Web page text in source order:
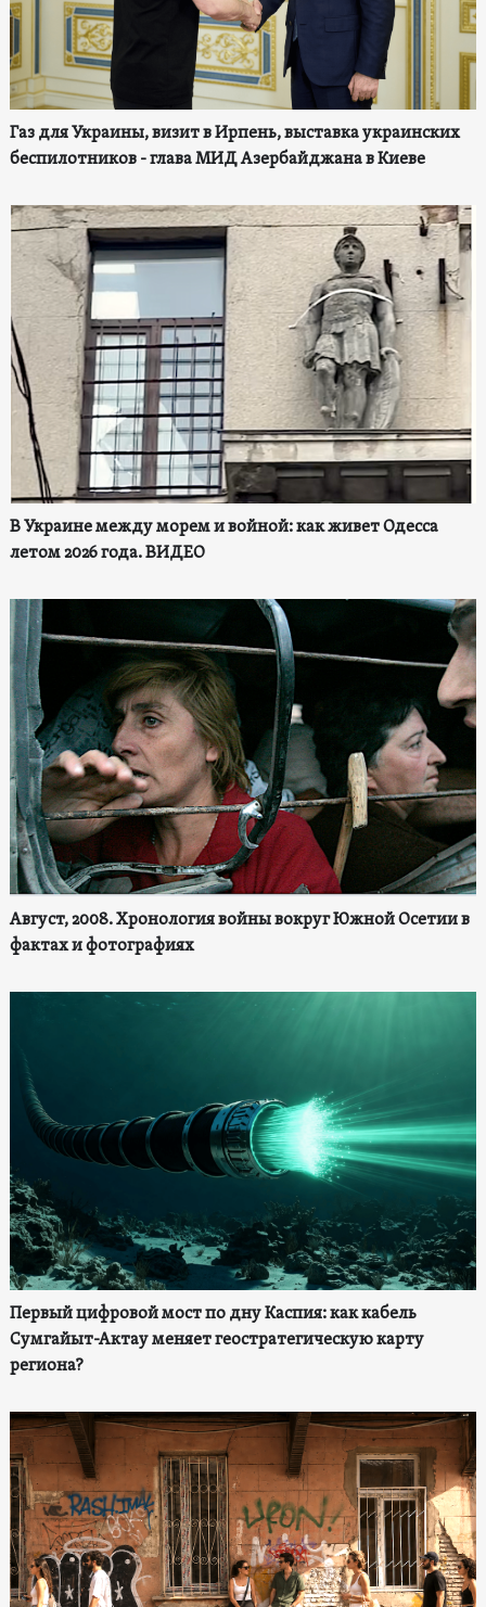
Газ для Украины, визит в Ирпень, выставка украинских
беспилотников - глава МИД Азербайджана в Киеве
В Украине между морем и войной: как живет Одесса
летом 2026 года. ВИДЕО
Август, 2008. Хронология войны вокруг Южной Осетии в
фактах и фотографиях
Первый цифровой мост по дну Каспия: как кабель
Сумгайыт-Актау меняет геостратегическую карту
региона?